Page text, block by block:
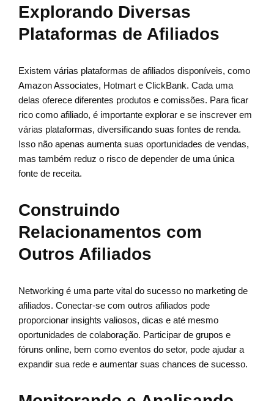
Explorando Diversas
Plataformas de Afiliados
Existem várias plataformas de afiliados disponíveis, como
Amazon Associates, Hotmart e ClickBank. Cada uma
delas oferece diferentes produtos e comissões. Para ficar
rico como afiliado, é importante explorar e se inscrever em
várias plataformas, diversificando suas fontes de renda.
Isso não apenas aumenta suas oportunidades de vendas,
mas também reduz o risco de depender de uma única
fonte de receita.
Construindo
Relacionamentos com
Outros Afiliados
Networking é uma parte vital do sucesso no marketing de
afiliados. Conectar-se com outros afiliados pode
proporcionar insights valiosos, dicas e até mesmo
oportunidades de colaboração. Participar de grupos e
fóruns online, bem como eventos do setor, pode ajudar a
expandir sua rede e aumentar suas chances de sucesso.